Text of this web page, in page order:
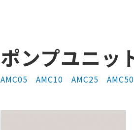
ポンプユニッ
AMC05 AMC10 AMC25 AMC50